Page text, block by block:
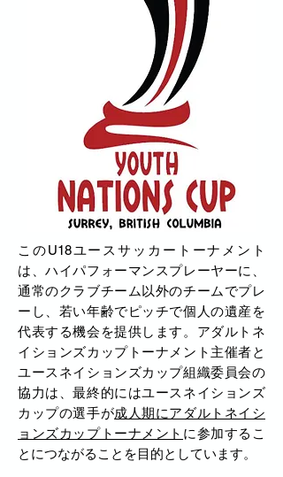
このU18ユースサッカートーナメント
は、ハイパフォーマンスプレーヤーに、
通常のクラブチーム以外のチームでプレ
ーし、若い年齢でピッチで個人の遺産を
代表する機会を提供します。アダルトネ
イションズカップトーナメント主催者と
ユースネイションズカップ組織委員会の
協力は、最終的にはユースネイションズ
カップの選手が成人期にアダルトネイシ
ョンズカップトーナメント に参加するこ
とにつながることを目的としています。